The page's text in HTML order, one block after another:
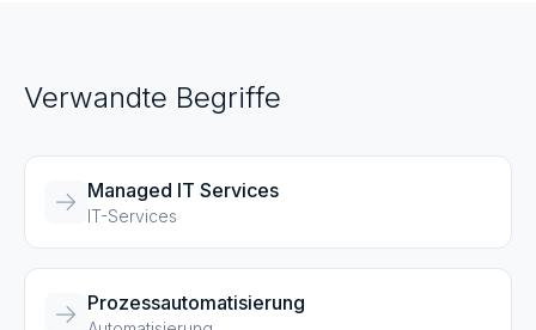
Verwandte Begriffe
Managed IT Services
IT-Services
Prozessautomatisierung